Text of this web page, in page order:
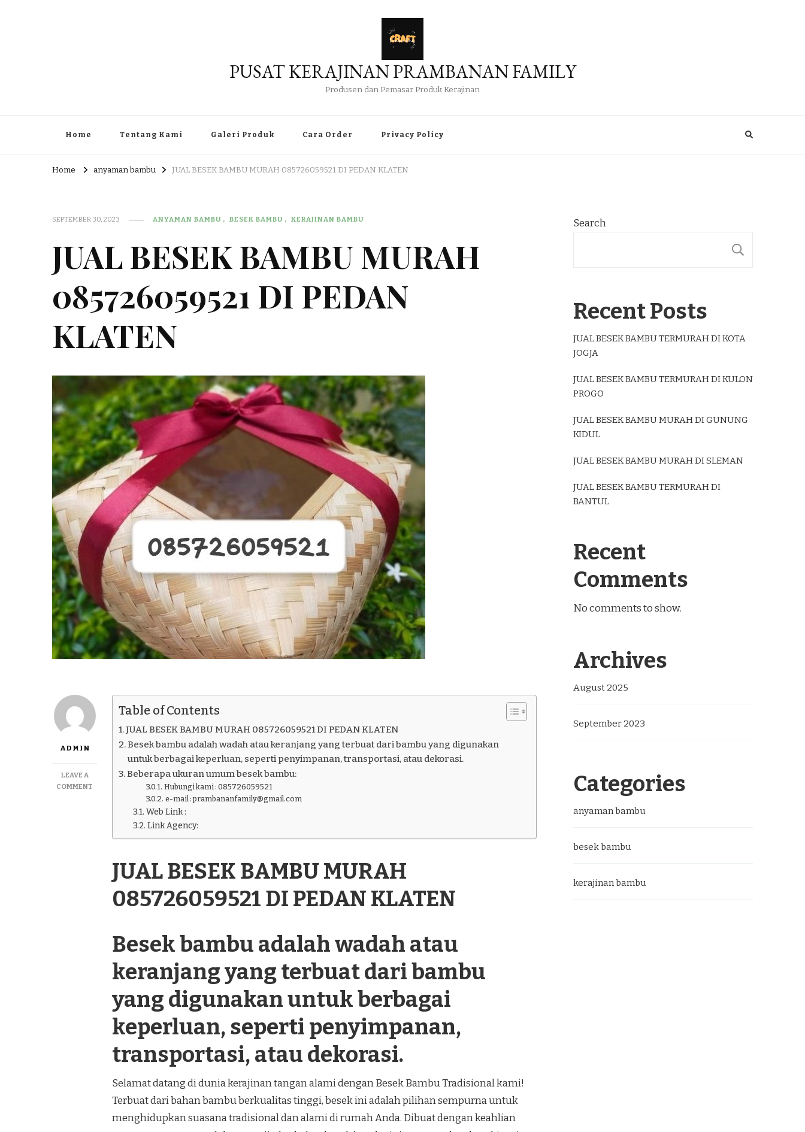
PUSAT KERAJINAN PRAMBANAN FAMILY
Produsen dan Pemasar Produk Kerajinan
Home Tentang Kami Galeri Produk Cara Order Privacy Policy
Home anyaman bambu JUAL BESEK BAMBU MURAH 085726059521 DI PEDAN KLATEN
SEPTEMBER 30, 2023 ANYAMAN BAMBU BESEK BAMBU KERAJINAN BAMBU
JUAL BESEK BAMBU MURAH
085726059521 DI PEDAN
KLATEN
ADMIN
LEAVE A
COMMENT
PEDAN
KLATEN
Table of Contents
JUAL BESEK BAMBU MURAH 085726059521 DI PEDAN KLATEN
Besek bambu adalah wadah atau keranjang yang terbuat dari bambu yang digunakan
untuk berbagai keperluan, seperti penyimpanan, transportasi, atau dekorasi.
Beberapa ukuran umum besek bambu:
Hubungi kami : 085726059521
e-mail : prambananfamily@gmail.com
Web Link :
Link Agency:
JUAL BESEK BAMBU MURAH
085726059521 DI PEDAN KLATEN
Besek bambu adalah wadah atau
keranjang yang terbuat dari bambu
yang digunakan untuk berbagai
keperluan, seperti penyimpanan,
transportasi, atau dekorasi.
Selamat datang di dunia kerajinan tangan alami dengan Besek Bambu Tradisional kami!
Terbuat dari bahan bambu berkualitas tinggi, besek ini adalah pilihan sempurna untuk
menghidupkan suasana tradisional dan alami di rumah Anda. Dibuat dengan keahlian
Search
Recent Posts
JUAL BESEK BAMBU TERMURAH DI KOTA
JOGJA
JUAL BESEK BAMBU TERMURAH DI KULON
PROGO
JUAL BESEK BAMBU MURAH DI GUNUNG
KIDUL
JUAL BESEK BAMBU MURAH DI SLEMAN
JUAL BESEK BAMBU TERMURAH DI
BANTUL
Recent
Comments
No comments to show.
Archives
August 2025
September 2023
Categories
anyaman bambu
besek bambu
kerajinan bambu